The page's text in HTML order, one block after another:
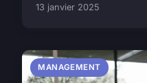
13 janvier 2025
MANAGEMENT